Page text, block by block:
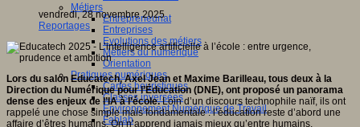
Métiers
Entrepreneuriat
Entreprises
Evolutions des métiers
Métiers du numérique
Orientation
Pratiques numériques
Cartes heuristiques
Classes inversées
Environnement Numérique de Travail
Fablab
vendredi, 28 novembre 2025
Reportages
Lors du salon Educatech, Axel Jean et Maxime Barilleau, tous deux à la
Direction du Numérique pour l’Éducation (DNE), ont proposé un panorama
dense des enjeux de l’IA à l’école.Loin d’un discours technophile naïf, ils ont
rappelé une chose simple mais fondamentale : l’éducation reste d’abord une
affaire d’êtres humains. On n’apprend jamais mieux qu’entre humains,